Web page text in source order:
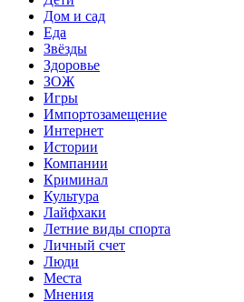
Дом и сад
Еда
Звёзды
Здоровье
ЗОЖ
Игры
Импортозамещение
Интернет
Истории
Компании
Криминал
Культура
Лайфхаки
Летние виды спорта
Личный счет
Люди
Места
Мнения